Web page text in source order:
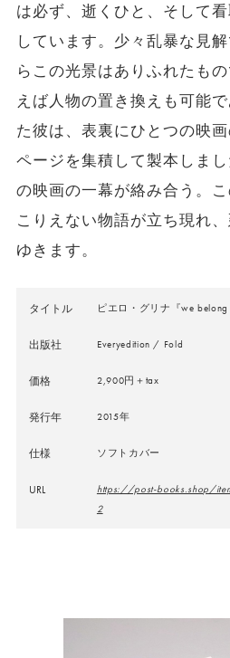
は必ず、逝くひと、そして
しています。少々乱暴な見
らこの光景はありふれたも
えば人物の置き換えも可能
た彼は、表裏にひとつの映
ページを集積して製本しま
の映画の一幕が絡み合う。
こりえない物語が立ち現れ
ゆきます。
タイトル ピエロ・グリナ『we belong
出版社 Everyedition / Fold
価格 2,900円＋tax
発行年 2015年
仕様 ソフトカバー
URL
https://post-books.shop/
2